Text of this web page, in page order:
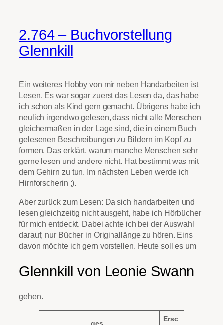
2.764 – Buchvorstellung
Glennkill
Ein weiteres Hobby von mir neben Handarbeiten ist
Lesen. Es war sogar zuerst das Lesen da, das habe
ich schon als Kind gern gemacht. Übrigens habe ich
neulich irgendwo gelesen, dass nicht alle Menschen
gleichermaßen in der Lage sind, die in einem Buch
gelesenen Beschreibungen zu Bildern im Kopf zu
formen. Das erklärt, warum manche Menschen sehr
gerne lesen und andere nicht. Hat bestimmt was mit
dem Gehirn zu tun. Im nächsten Leben werde ich
Hirnforscherin ;).
Aber zurück zum Lesen: Da sich handarbeiten und
lesen gleichzeitig nicht ausgeht, habe ich Hörbücher
für mich entdeckt. Dabei achte ich bei der Auswahl
darauf, nur Bücher in Originallänge zu hören. Eins
davon möchte ich gern vorstellen. Heute soll es um
Glennkill von Leonie Swann
gehen.
ges
Ersc